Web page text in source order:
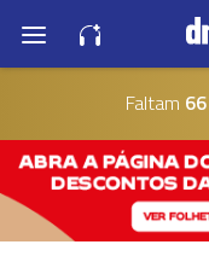
Faltam